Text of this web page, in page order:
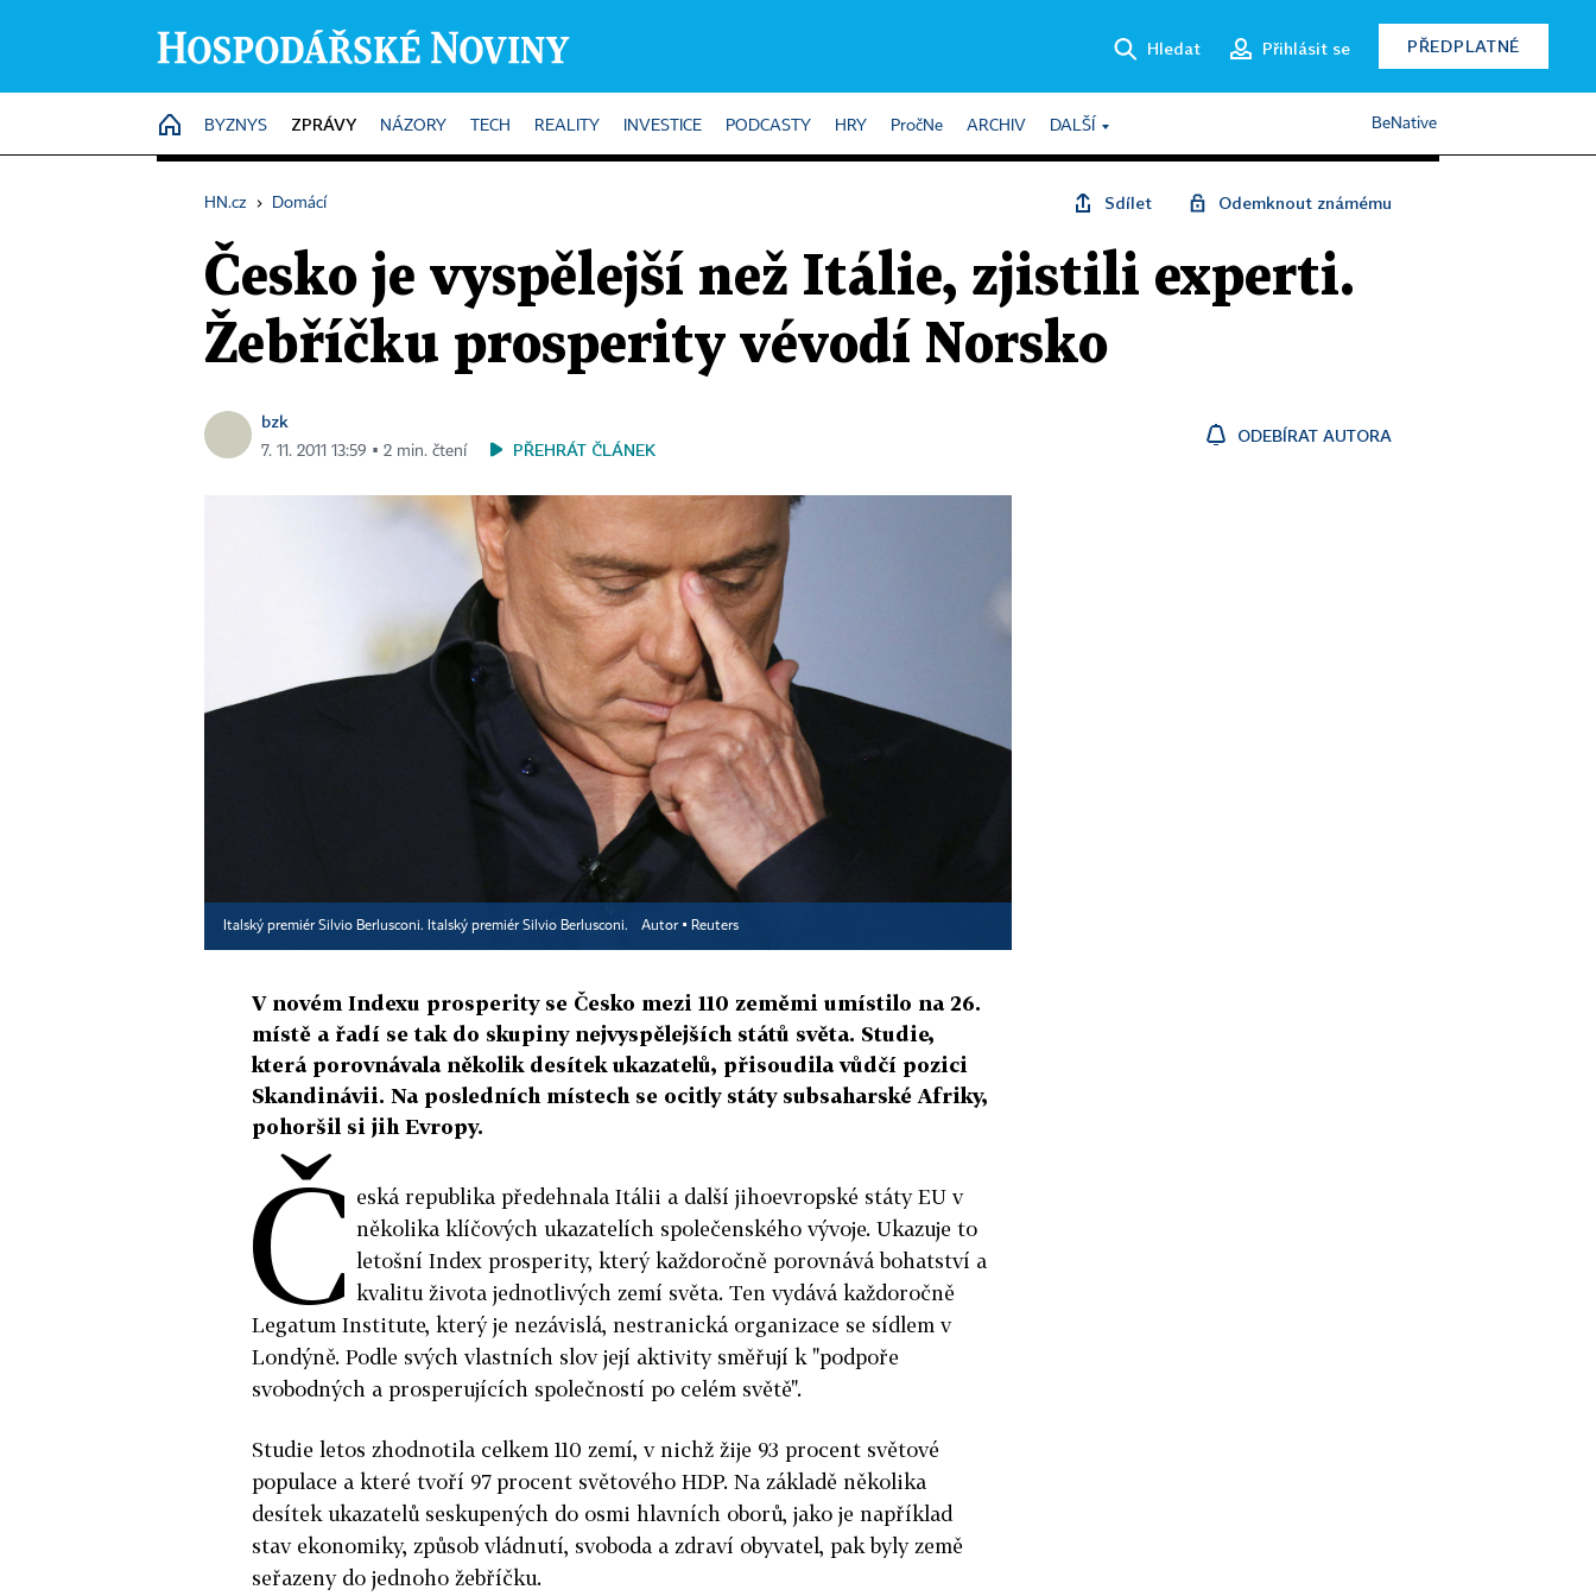
Hledat Přihlásit se PŘEDPLATNÉ
HOME
BYZNYS ZPRÁVY NÁZORY TECH REALITY INVESTICE PODCASTY HRY PročNe ARCHIV DALŠÍ BeNative
HN.cz › Domácí Sdílet Odemknout známému
Česko je vyspělejší než Itálie, zjistili experti.
Žebříčku prosperity vévodí Norsko
bzk
7. 11. 2011 13:59 ▪ 2 min. čtení PŘEHRÁT ČLÁNEK
ODEBÍRAT AUTORA
Italský premiér Silvio Berlusconi. Italský premiér Silvio Berlusconi. Autor ▪ Reuters
V novém Indexu prosperity se Česko mezi 110 zeměmi umístilo na 26.
místě a řadí se tak do skupiny nejvyspělejších států světa. Studie,
která porovnávala několik desítek ukazatelů, přisoudila vůdčí pozici
Skandinávii. Na posledních místech se ocitly státy subsaharské Afriky,
pohoršil si jih Evropy.
Č eská republika předehnala Itálii a další jihoevropské státy EU v
několika klíčových ukazatelích společenského vývoje. Ukazuje to
letošní Index prosperity, který každoročně porovnává bohatství a
kvalitu života jednotlivých zemí světa. Ten vydává každoročně
Legatum Institute, který je nezávislá, nestranická organizace se sídlem v
Londýně. Podle svých vlastních slov její aktivity směřují k "podpoře
svobodných a prosperujících společností po celém světě".
Studie letos zhodnotila celkem 110 zemí, v nichž žije 93 procent světové
populace a které tvoří 97 procent světového HDP. Na základě několika
desítek ukazatelů seskupených do osmi hlavních oborů, jako je například
stav ekonomiky, způsob vládnutí, svoboda a zdraví obyvatel, pak byly země
seřazeny do jednoho žebříčku.